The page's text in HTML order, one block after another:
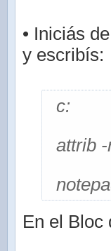
• Iniciás
y escribís:
c:
attrib
En el Bloc